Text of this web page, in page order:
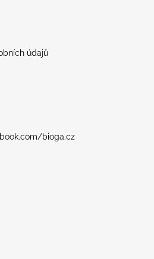
údajů
bioga.cz